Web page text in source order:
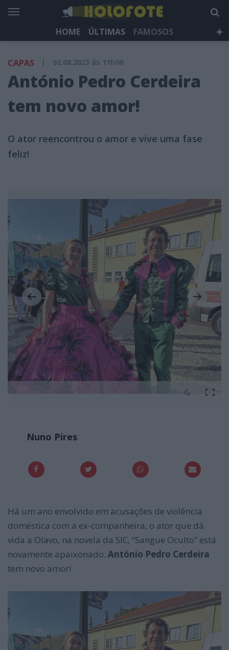
HOME ÚLTIMAS
FAMOSOS
HOLOFOTE TV
NEWSLETTER
CAPAS | 02.08.2023 às 11h00
António Pedro Cerdeira
tem novo amor!
O ator reencontrou o amor e vive uma fase
feliz!
1 / 10
Nuno Pires
Há um ano envolvido em acusações de violência
doméstica com a ex-companheira, o ator que dá
vida a Olavo, na novela da SIC, “Sangue Oculto” está
novamente apaixonado. António Pedro Cerdeira
tem novo amor!